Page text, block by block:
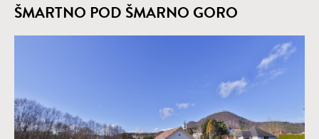
ŠMARTNO POD ŠMARNO GORO